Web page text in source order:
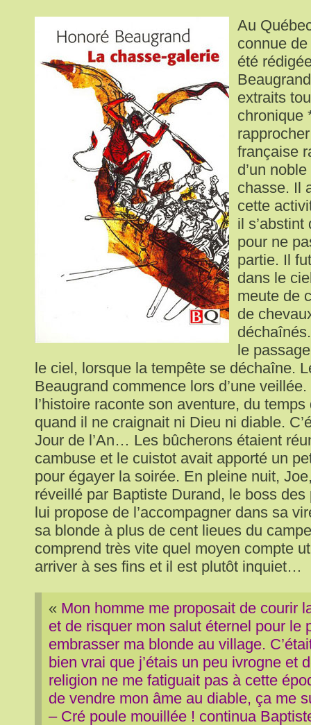
Au
connue
été
extraits
chronique
française
d’un
chasse. Il
cette
il s’abstint
pour ne
partie. Il
dans le
meute de
de
le
le ciel, lorsque la tempête se déchaîne.
Beaugrand commence lors d’une veillée.
l’histoire raconte son aventure, du
quand il ne craignait ni Dieu ni diable.
Jour de l’An… Les bûcherons étaient
cambuse et le cuistot avait apporté un
pour égayer la soirée. En pleine nuit,
réveillé par Baptiste Durand, le boss
lui propose de l’accompagner dans sa
sa blonde à plus de cent lieues du
comprend très vite quel moyen compte
arriver à ses fins et il est plutôt inquiet…
« Mon homme me proposait de courir
et de risquer mon salut éternel pour le
embrasser ma blonde au village.
bien vrai que j’étais un peu ivrogne et
religion ne me fatiguait pas à cette
de vendre mon âme au diable, ça me
– Cré poule mouillée ! continua